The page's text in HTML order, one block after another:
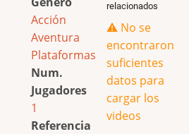
Acción
Aventura
Plataformas
Num.
Jugadores
1
Referencia
relacionados
⚠️ No se
encontraron
suficientes
datos para
cargar los
videos